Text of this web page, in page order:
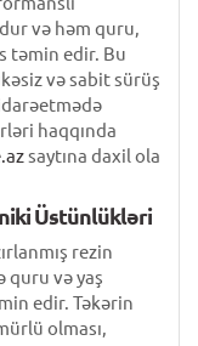
və həm quru,
təmin edir. Bu
və sabit sürüş
haqqında
saytına daxil ola
Üstünlükləri
rezin
quru və yaş
edir. Təkərin
olması,